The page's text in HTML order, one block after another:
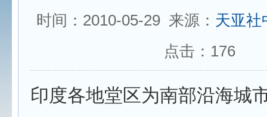
时间：2010-05-29 来源： 天亚社
点击： 176
印度各地堂区为南部沿海城